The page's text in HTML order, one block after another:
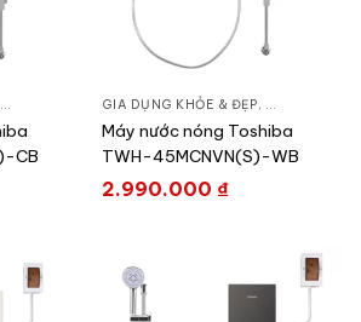
LỌC NƯỚC & MÁY NƯỚC NÓNG, MÁY NƯỚC NÓNG
CB
GIA DỤNG KHỎE & ĐẸP, LỌC NƯỚC &
Máy nước nóng Toshiba
TWH-45MCNVN(S)-WB
2.990.000 ₫